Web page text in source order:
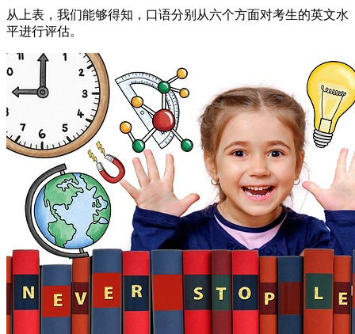
从上表，我们能够得知，口语分别从六个方面对考生的英文水
平进行评估。